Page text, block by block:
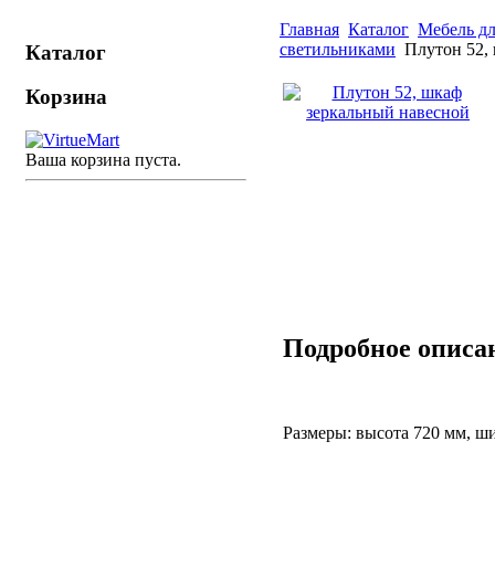
Каталог
Корзина
Ваша корзина пуста.
Главная Каталог Мебель
светильниками Плутон 52,
Подробное
Размеры: высота 720 мм,